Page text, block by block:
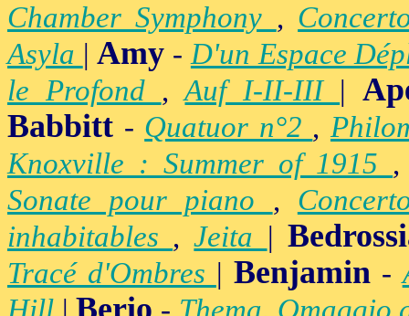
Chamber Symphony ,
Asyla |Amy -D'un Espace
le Profond ,Auf I-II-III |
Babbitt - Quatuor n°2 ,
Knoxville : Summer of 1915
Sonate pour piano ,
inhabitables ,Jeita |
Tracé d'Ombres | Benjamin-